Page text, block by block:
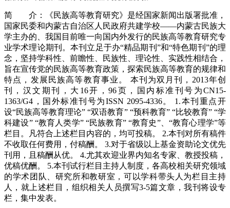
简 介：《民族高等教育研究》是经国家新闻出版署批准，
国家民委和内蒙古自治区人民政府共建学校——内蒙古民族大
学主办的、我国目前唯一向国内外发行的民族高等教育研究专
业学术理论期刊。本刊立足于办“精品期刊”和“特色期刊”的理
念，坚持学科性、前瞻性、民族性、理论性、实践性相结合，
旨在宣传党的民族高等教育政策，探索民族高等教育的规律和
特点，发展民族高等教育事业。 本刊为双月刊，2013年创
刊，汉文期刊，大16开，96页，国内标准刊号为CN15-
1363/G4，国外标准刊号为ISSN 2095-4336。 1.本刊重点开
设“民族高等教育理论” “双语教育” “预科教育” “比较教育” “学
科建设” “教育人类学” “民族教育” “教育史”、“教育心理学”等
栏目。凡符合上述栏目内容的，均可投稿。 2.本刊对所有稿件
不收取任何费用，付稿酬。 3.对于省级以上基金资助论文优先
刊用，且稿酬从优。 4.尤其欢迎业界内知名专家、教授投稿，
优稿优酬。 5.本刊试行栏目主持人制度，各高校相关研究领域
的学术团队、研究所和教研室，可以学科带头人为栏目主持
人，就上述栏目，组织相关人员撰写3-5篇文章，我刊将设专
栏，集中发表。